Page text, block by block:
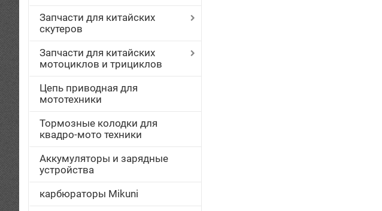
Запчасти для китайских
скутеров
Запчасти для китайских
мотоциклов и трициклов
Цепь приводная для
мототехники
Тормозные колодки для
квадро-мото техники
Аккумуляторы и зарядные
устройства
карбюраторы Mikuni